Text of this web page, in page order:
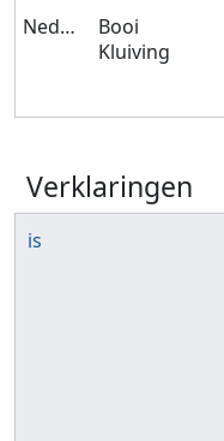
Nederlands
Booi
Kluiving
Verklaringen
is